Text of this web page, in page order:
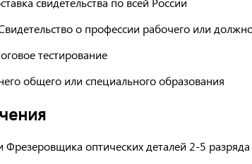
о профессии рабочего или
тестирование
общего или специального образования
Фрезеровщика оптических деталей 2-5